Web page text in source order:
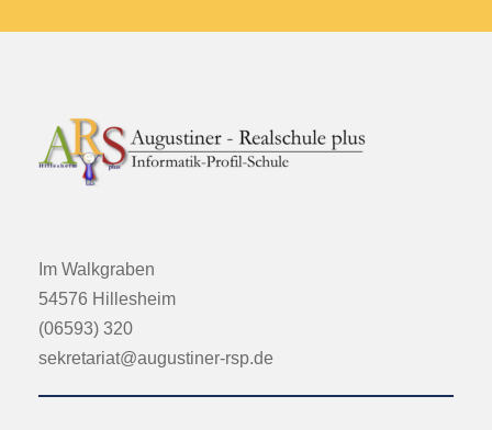
Im Walkgraben
54576 Hillesheim
(06593) 320
sekretariat@augustiner-rsp.de